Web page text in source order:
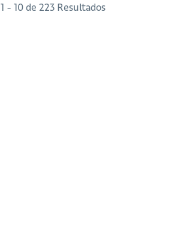
1 - 10 de 223 Resultados